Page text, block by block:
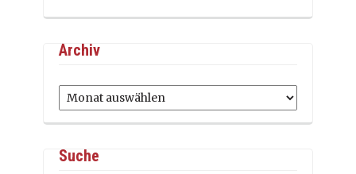
Archiv
Archiv
Suche